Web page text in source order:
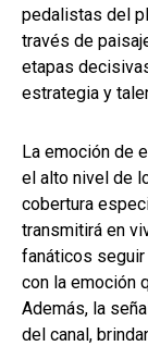
pedalistas del
través de
etapas
estrategia y
La emoción de
el alto nivel de
cobertura
transmitirá en
fanáticos seguir
con la emoción
Además, la
del canal,